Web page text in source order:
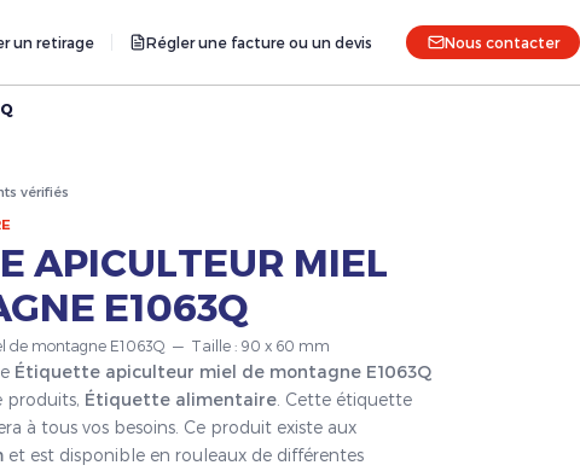
un retirage Régler une facture ou un devis Nous contacter
vérifiés
APICULTEUR MIEL
E1063Q
de montagne E1063Q — Taille : 90 x 60 mm
Étiquette apiculteur miel de montagne E1063Q
produits, Étiquette alimentaire . Cette étiquette
à tous vos besoins. Ce produit existe aux
et est disponible en rouleaux de différentes